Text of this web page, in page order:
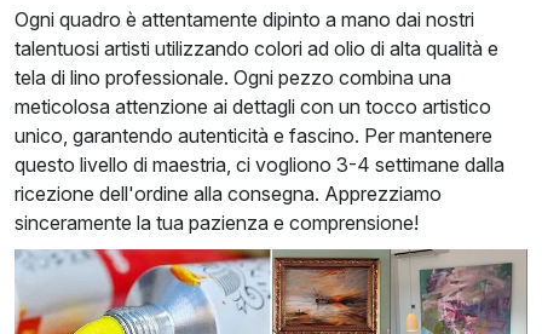
Ogni quadro è attentamente dipinto a mano dai nostri
talentuosi artisti utilizzando colori ad olio di alta qualità e
tela di lino professionale. Ogni pezzo combina una
meticolosa attenzione ai dettagli con un tocco artistico
unico, garantendo autenticità e fascino. Per mantenere
questo livello di maestria, ci vogliono 3-4 settimane dalla
ricezione dell'ordine alla consegna. Apprezziamo
sinceramente la tua pazienza e comprensione!